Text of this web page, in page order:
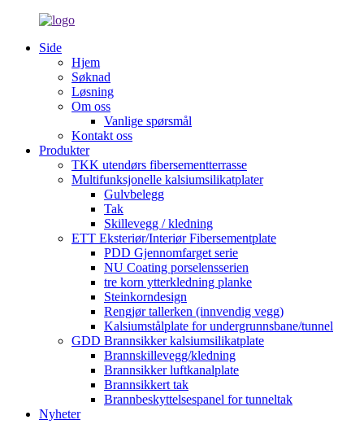
Side
Hjem
Søknad
Løsning
Om oss
Vanlige spørsmål
Kontakt oss
Produkter
TKK utendørs fibersementterrasse
Multifunksjonelle kalsiumsilikatplater
Gulvbelegg
Tak
Skillevegg / kledning
ETT Eksteriør/Interiør Fibersementplate
PDD Gjennomfarget serie
NU Coating porselensserien
tre korn ytterkledning planke
Steinkorndesign
Rengjør tallerken (innvendig vegg)
Kalsiumstålplate for undergrunnsbane/tunnel
GDD Brannsikker kalsiumsilikatplate
Brannskillevegg/kledning
Brannsikker luftkanalplate
Brannsikkert tak
Brannbeskyttelsespanel for tunneltak
Nyheter